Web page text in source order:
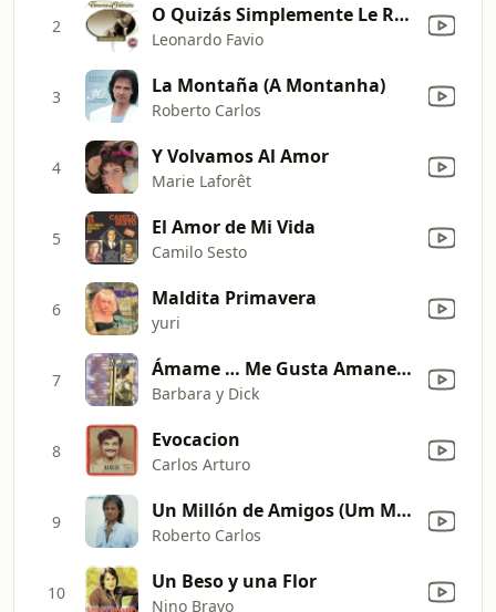
2 O Quizás Simplemente Le Regale una Rosa
Leonardo Favio
3 La Montaña (A Montanha)
Roberto Carlos
4 Y Volvamos Al Amor
Marie Laforêt
5 El Amor de Mi Vida
Camilo Sesto
6 Maldita Primavera
yuri
7 Ámame … Me Gusta Amanecer en Ti
Barbara y Dick
8 Evocacion
Carlos Arturo
9 Un Millón de Amigos (Um Milhao de Amigos)
Roberto Carlos
10 Un Beso y una Flor
Nino Bravo